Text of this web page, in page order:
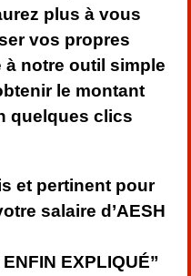
plus à vous
vos propres
notre outil simple
le montant
quelques clics
et pertinent pour
salaire d’AESH
EXPLIQUÉ”